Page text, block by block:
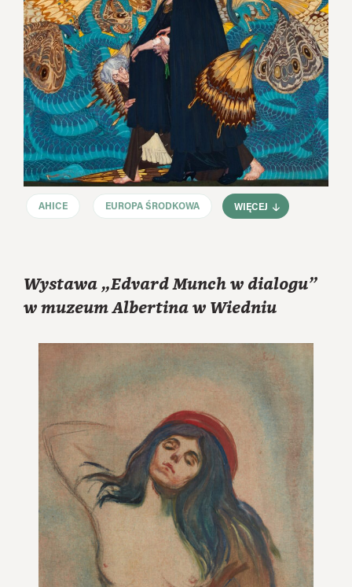
AHICE EUROPA ŚRODKOWA WIĘCEJ
Wystawa „Edvard Munch w dialogu”
w muzeum Albertina w Wiedniu